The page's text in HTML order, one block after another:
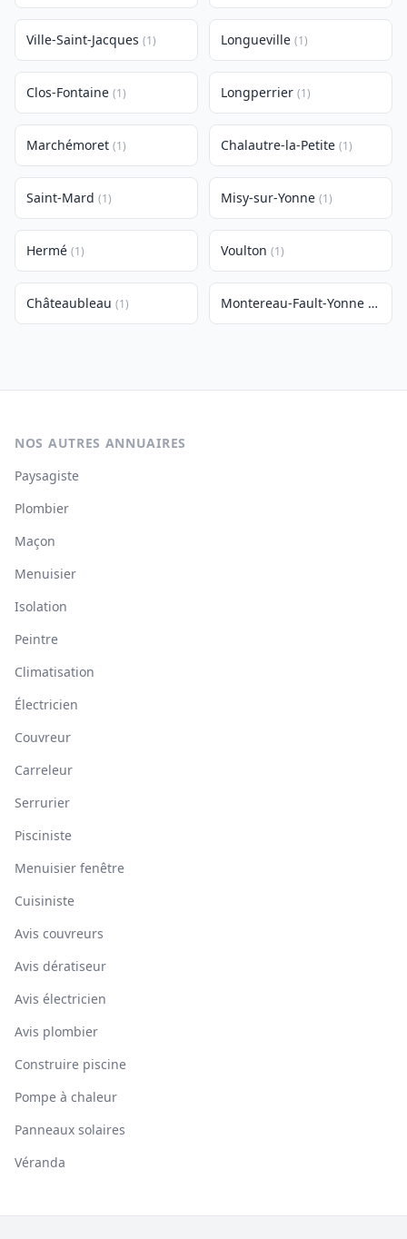
Ville-Saint-Jacques (1) Longueville (1)
Clos-Fontaine (1) Longperrier (1)
Marchémoret (1) Chalautre-la-Petite (1)
Saint-Mard (1) Misy-sur-Yonne (1)
Hermé (1) Voulton (1)
Châteaubleau (1) Montereau-Fault-Yonne (1)
NOS AUTRES ANNUAIRES
Paysagiste
Plombier
Maçon
Menuisier
Isolation
Peintre
Climatisation
Électricien
Couvreur
Carreleur
Serrurier
Pisciniste
Menuisier fenêtre
Cuisiniste
Avis couvreurs
Avis dératiseur
Avis électricien
Avis plombier
Construire piscine
Pompe à chaleur
Panneaux solaires
Véranda